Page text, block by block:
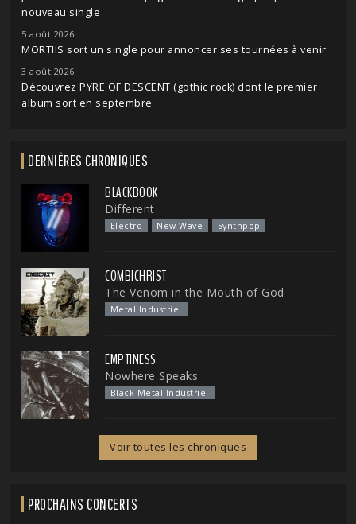
nouveau single
5 août 2026
MORTIIS sort un single pour annoncer ses tournées à venir
3 août 2026
Découvrez PYRE OF DESCENT (gothic rock) dont le premier
album sort en septembre
DERNIÈRES CHRONIQUES
BLACKBOOK
Different
Electro New Wave Synthpop
COMBICHRIST
The Venom in the Mouth of God
Metal Industriel
EMPTINESS
Nowhere Speaks
Black Metal Industriel
Voir toutes les chroniques
PROCHAINS CONCERTS